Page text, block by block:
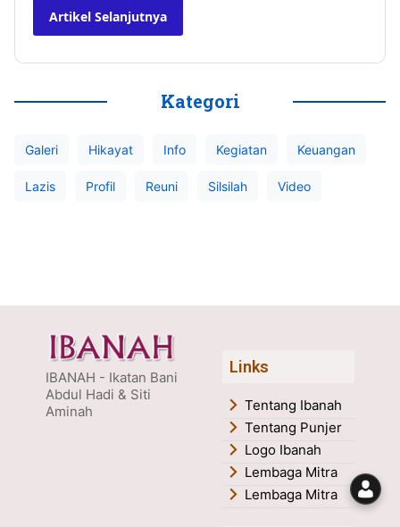
Artikel Selanjutnya
Kategori
Galeri Hikayat Info Kegiatan Keuangan
Lazis Profil Reuni Silsilah Video
IBANAH - Ikatan Bani
Abdul Hadi & Siti
Aminah
Links
Tentang Ibanah
Tentang Punjer
Logo Ibanah
Lembaga Mitra
Lembaga Mitra